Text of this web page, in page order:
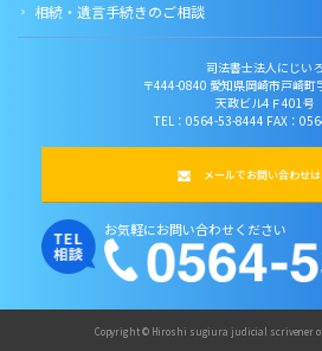
相続・遺言手続きのご相談
司法書士法人にじいろ
〒444-0840 愛知県岡崎市戸崎町
天政ビル4Ｆ401号
TEL：0564-53-8444 FAX：
メールでお問い合わせ
お気軽にお問い合わせください
Copyright © Hiroshi sugiura judicial scrivener